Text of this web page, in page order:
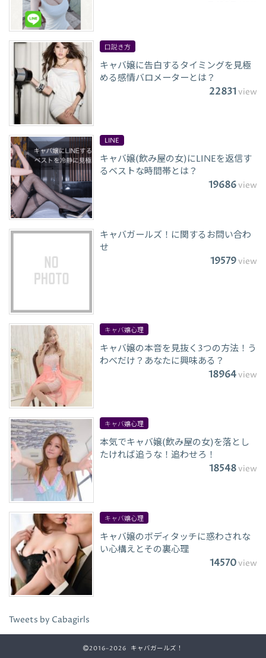
口説き方
キャバ嬢に告白するタイミングを見極
める感情バロメーターとは？
22831view
LINE
キャバ嬢(飲み屋の女)にLINEを返信す
るベストな時間帯とは？
19686view
キャバガールズ！に関するお問い合わ
せ
19579view
キャバ嬢心理
キャバ嬢の本音を見抜く3つの方法！う
わべだけ？あなたに興味ある？
18964view
キャバ嬢心理
本気でキャバ嬢(飲み屋の女)を落とし
たければ追うな！追わせろ！
18548view
キャバ嬢心理
キャバ嬢のボディタッチに惑わされな
い心構えとその裏心理
14570view
Tweets by Cabagirls
2016–2026 キャバガールズ！